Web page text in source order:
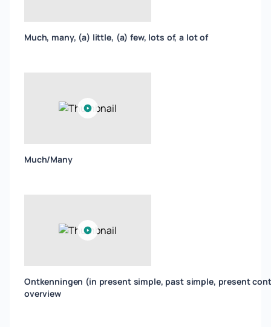
Much, many, (a) little, (a) few, lots of, a lot of
Much/Many
Ontkenningen (in present simple, past simple, present
overview